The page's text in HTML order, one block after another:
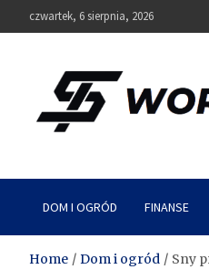
to
czwartek, 6 sierpnia, 2026
Workgenix
DOM I OGRÓD FINANSE
Home Dom i ogród Sny